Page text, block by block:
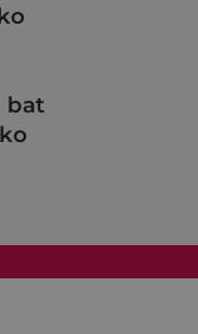
bat